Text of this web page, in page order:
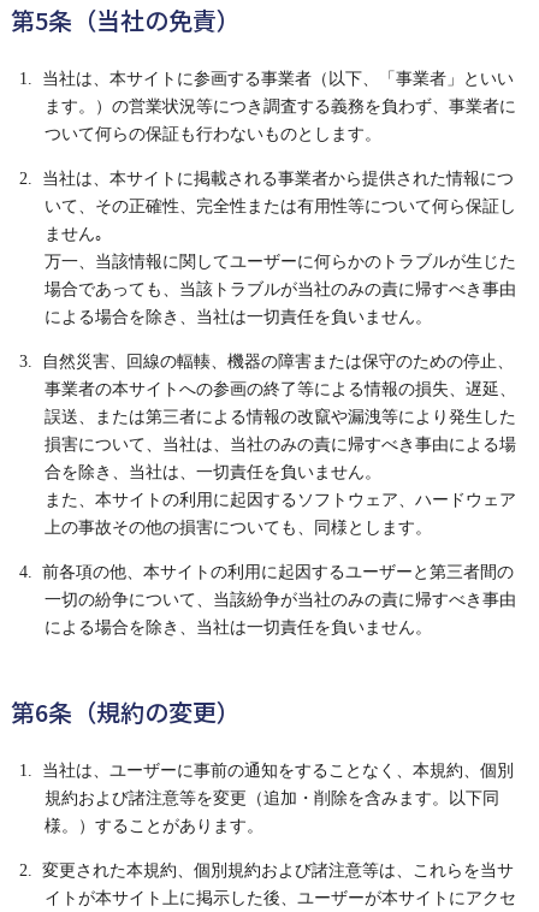
第5条（当社の免責）
1. 当社は、本サイトに参画する事業者（以下、「事業者」といい
ます。）の営業状況等につき調査する義務を負わず、事業者に
ついて何らの保証も行わないものとします。
2. 当社は、本サイトに掲載される事業者から提供された情報につ
いて、その正確性、完全性または有用性等について何ら保証し
ません｡
万一、当該情報に関してユーザーに何らかのトラブルが生じた
場合であっても、当該トラブルが当社のみの責に帰すべき事由
による場合を除き、当社は一切責任を負いません。
3. 自然災害、回線の輻輳、機器の障害または保守のための停止、
事業者の本サイトへの参画の終了等による情報の損失、遅延、
誤送、または第三者による情報の改竄や漏洩等により発生した
損害について、当社は、当社のみの責に帰すべき事由による場
合を除き、当社は、一切責任を負いません。
また、本サイトの利用に起因するソフトウェア、ハードウェア
上の事故その他の損害についても、同様とします。
4. 前各項の他、本サイトの利用に起因するユーザーと第三者間の
一切の紛争について、当該紛争が当社のみの責に帰すべき事由
による場合を除き、当社は一切責任を負いません。
第6条（規約の変更）
1. 当社は、ユーザーに事前の通知をすることなく、本規約、個別
規約および諸注意等を変更（追加・削除を含みます。以下同
様。）することがあります。
2. 変更された本規約、個別規約および諸注意等は、これらを当サ
イトが本サイト上に掲示した後、ユーザーが本サイトにアクセ